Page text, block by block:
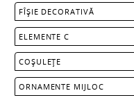
FÎȘIE DECORATIVĂ
ELEMENTE C
COȘULEȚE
ORNAMENTE MIJLOC